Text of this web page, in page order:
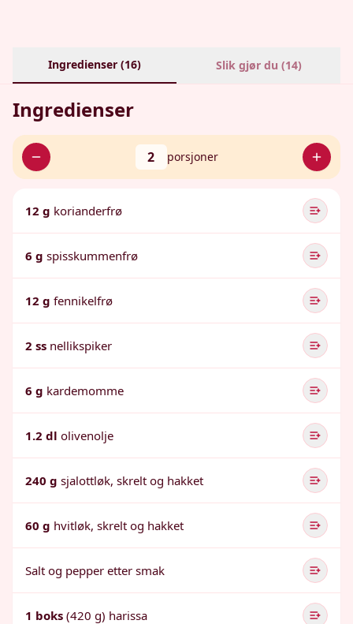
Ingredienser (16) Slik gjør du (14)
Ingredienser
2 porsjoner
12 g korianderfrø
6 g spisskummenfrø
12 g fennikelfrø
2 ss nellikspiker
6 g kardemomme
1.2 dl olivenolje
240 g sjalottløk, skrelt og hakket
60 g hvitløk, skrelt og hakket
Salt og pepper etter smak
1 boks (420 g) harissa